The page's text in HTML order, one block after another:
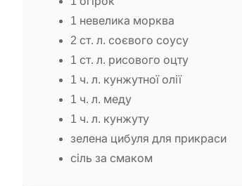
1 невелика морква
2 ст. л. соєвого соусу
1 ст. л. рисового оцту
1 ч. л. кунжутної олії
1 ч. л. меду
1 ч. л. кунжуту
зелена цибуля для прикраси
сіль за смаком